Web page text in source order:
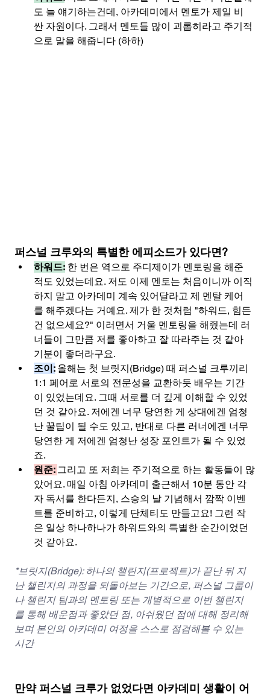
도 늘 얘기하는건데, 아카데미에서 멘토가 제일 비
싼 자원이다. 그래서 멘토들 많이 괴롭히라고 주기적
으로 말을 해줍니다 (하하)
퍼스널 크루와의 특별한 에피소드가 있다면?
하워드: 한 번은 역으로 주디제이가 멘토링을 해준
적도 있었는데요. 저도 이제 멘토는 처음이니까 이직
하지 말고 아카데미 계속 있어달라고 제 멘탈 케어
를 해주겠다는 거예요. 제가 한 것처럼 "하워드, 힘든
건 없으세요?" 이러면서 거울 멘토링을 해줬는데 러
너들이 그만큼 저를 좋아하고 잘 따라주는 것 같아
기분이 좋더라구요.
조이: 올해는 첫 브릿지(Bridge) 때 퍼스널 크루끼리
1:1 페어로 서로의 전문성을 교환하듯 배우는 기간
이 있었는데요. 그때 서로를 더 깊게 이해할 수 있었
던 것 같아요. 저에겐 너무 당연한 게 상대에겐 엄청
난 꿀팁이 될 수도 있고, 반대로 다른 러너에겐 너무
당연한 게 저에겐 엄청난 성장 포인트가 될 수 있었
죠.
원준: 그리고 또 저희는 주기적으로 하는 활동들이 많
았어요. 매일 아침 아카데미 출근해서 10분 동안 각
자 독서를 한다든지, 스승의 날 기념해서 깜짝 이벤
트를 준비하고, 이렇게 단체티도 만들고요! 그런 작
은 일상 하나하나가 하워드와의 특별한 순간이었던
것 같아요.
*브릿지(Bridge): 하나의 챌린지(프로젝트)가 끝난 뒤 지
난 챌린지의 과정을 되돌아보는 기간으로, 퍼스널 그룹이
나 챌린지 팀과의 멘토링 또는 개별적으로 이번 챌린지
를 통해 배운점과 좋았던 점, 아쉬웠던 점에 대해 정리해
보며 본인의 아카데미 여정을 스스로 점검해볼 수 있는
시간
만약 퍼스널 크루가 없었다면 아카데미 생활이 어